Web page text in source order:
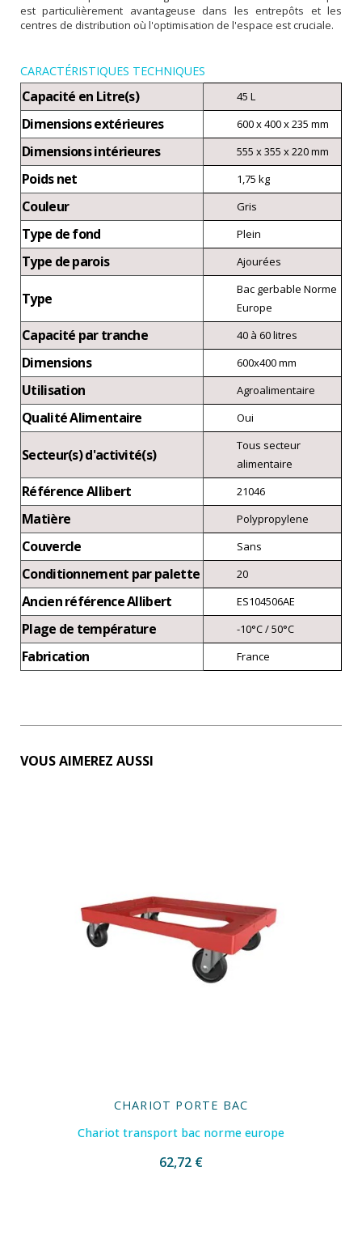
est particulièrement avantageuse dans les entrepôts et les
centres de distribution où l'optimisation de l'espace est cruciale.
CARACTÉRISTIQUES TECHNIQUES
Capacité en Litre(s) 45 L
Dimensions extérieures 600 x 400 x 235 mm
Dimensions intérieures 555 x 355 x 220 mm
Poids net 1,75 kg
Couleur Gris
Type de fond Plein
Type de parois Ajourées
Type
Bac gerbable Norme
Europe
Capacité par tranche 40 à 60 litres
Dimensions 600x400 mm
Utilisation Agroalimentaire
Qualité Alimentaire Oui
Secteur(s) d'activité(s)
Tous secteur
alimentaire
Référence Allibert 21046
Matière Polypropylene
Couvercle Sans
Conditionnement par palette 20
Ancien référence Allibert ES104506AE
Plage de température -10°C / 50°C
Fabrication France
VOUS AIMEREZ AUSSI
CHARIOT PORTE BAC
Chariot transport bac norme europe
62,72 €